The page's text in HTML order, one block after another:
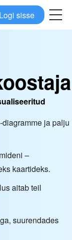
Logi sisse
diagramme ja palju
–
kaartideks.
aitab teil
suurendades